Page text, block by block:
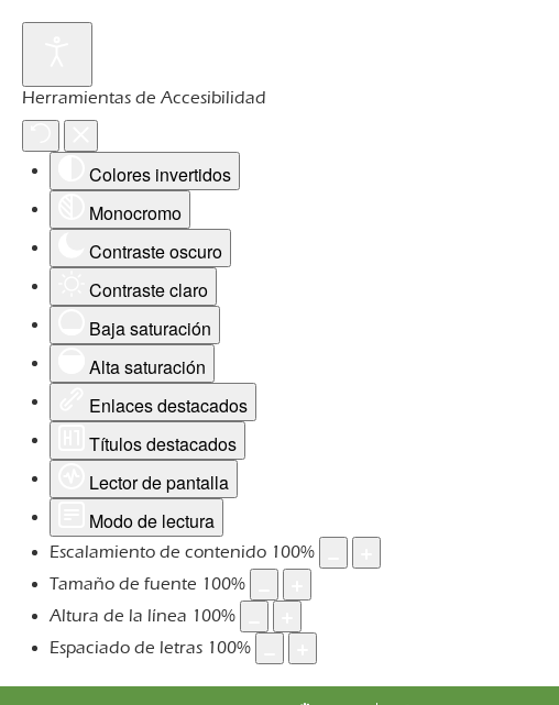
Herramientas de Accesibilidad
Colores invertidos
Monocromo
Contraste oscuro
Contraste claro
Baja saturación
Alta saturación
Enlaces destacados
Títulos destacados
Lector de pantalla
Modo de lectura
Escalamiento de contenido 100%
Tamaño de fuente 100%
Altura de la línea 100%
Espaciado de letras 100%